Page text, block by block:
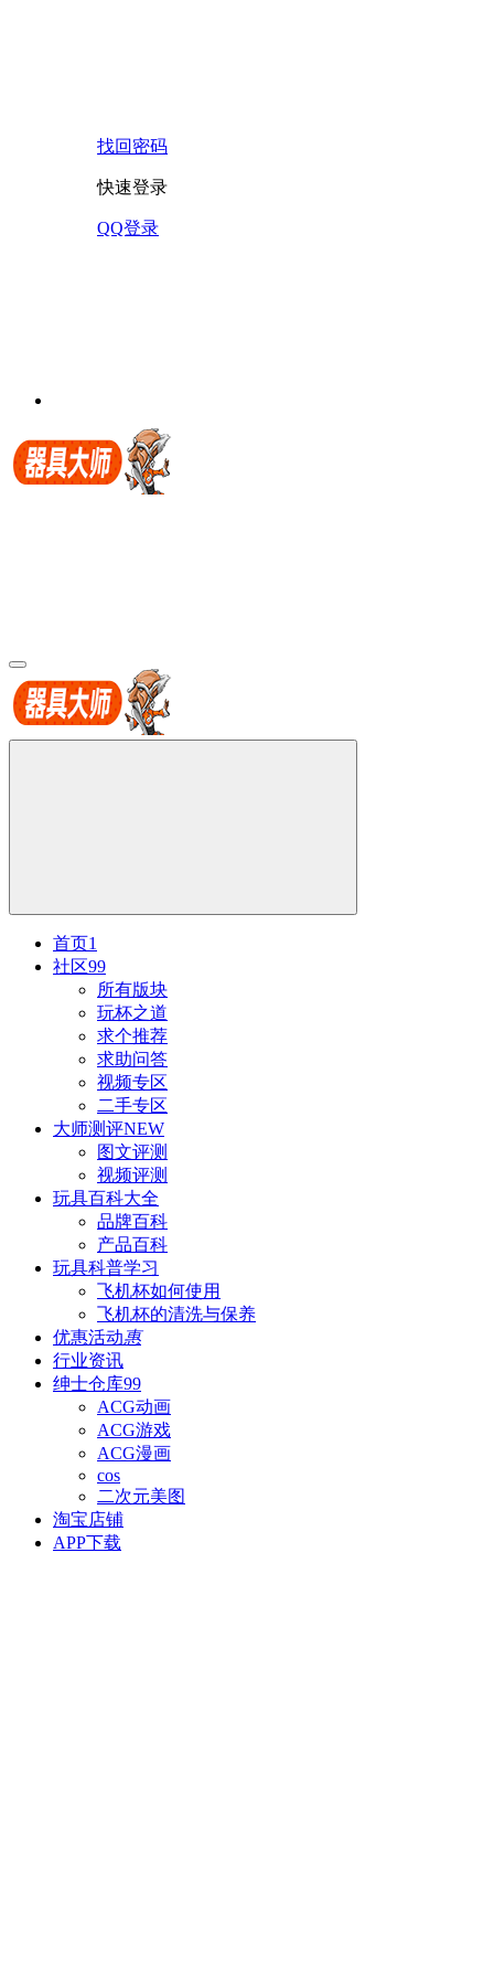
找回密码
快速登录
QQ登录
首页1
社区99
所有版块
玩杯之道
求个推荐
求助问答
视频专区
二手专区
大师测评NEW
图文评测
视频评测
玩具百科大全
品牌百科
产品百科
玩具科普学习
飞机杯如何使用
飞机杯的清洗与保养
优惠活动惠
行业资讯
绅士仓库99
ACG动画
ACG游戏
ACG漫画
cos
二次元美图
淘宝店铺
APP下载